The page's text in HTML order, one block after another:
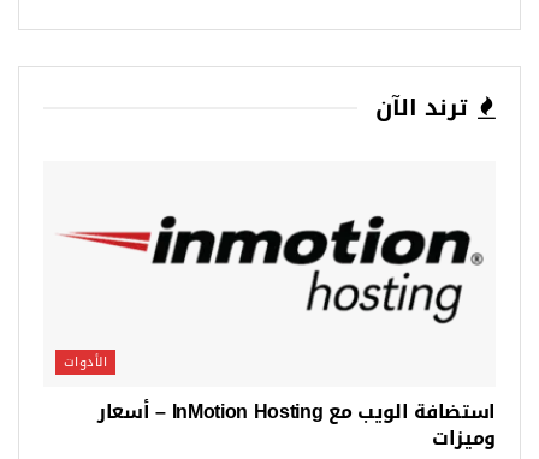
ترند الآن
الأدوات
استضافة الويب مع InMotion Hosting – أسعار
وميزات